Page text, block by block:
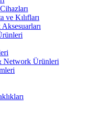
ve Kılıfları
Network Ürünleri